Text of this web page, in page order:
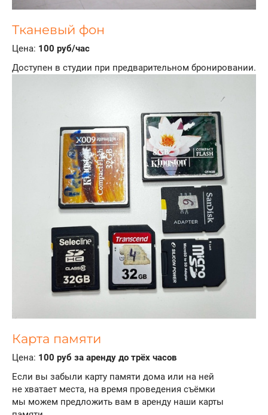
Тканевый фон
Цена: 100 руб/час
Доступен в студии при предварительном бронировании.
Карта памяти
Цена: 100 руб за аренду до трёх часов
Если вы забыли карту памяти дома или на ней
не хватает места, на время проведения съёмки
мы можем предложить вам в аренду наши карты